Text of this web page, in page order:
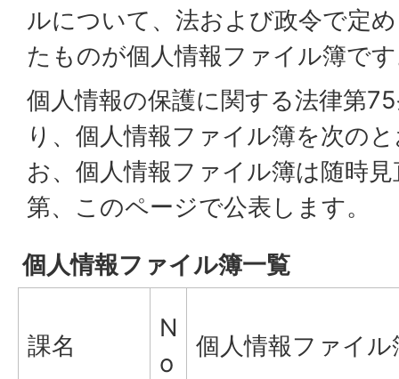
ルについて、法および政令で定
たものが個人情報ファイル簿で
個人情報の保護に関する法律第
り、個人情報ファイル簿を次の
お、個人情報ファイル簿は随時
第、このページで公表します。
個人情報ファイル簿一覧
課名
N
o
個人情報ファイル